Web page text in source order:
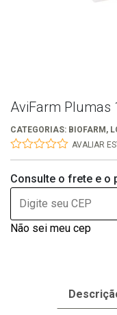
AviFarm Plumas
CATEGORIAS: BIOFARM ,
0
of
5
AVALIAR
Consulte o frete e o
Não sei meu cep